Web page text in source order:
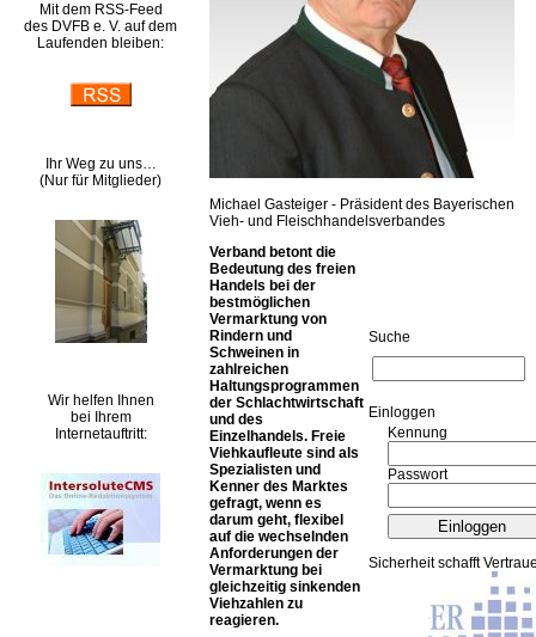
Mit dem RSS-Feed
des DVFB e. V. auf dem
Laufenden bleiben:
Ihr Weg zu uns…
(Nur für Mitglieder)
Wir helfen Ihnen
bei Ihrem
Internetauftritt:
Michael Gasteiger - Präsident des Bayerischen
Vieh- und Fleischhandelsverbandes
Verband betont die
Bedeutung des freien
Handels bei der
bestmöglichen
Vermarktung von
Rindern und
Schweinen in
zahlreichen
Haltungsprogrammen
der Schlachtwirtschaft
und des
Einzelhandels. Freie
Viehkaufleute sind als
Spezialisten und
Kenner des Marktes
gefragt, wenn es
darum geht, flexibel
auf die wechselnden
Anforderungen der
Vermarktung bei
gleichzeitig sinkenden
Viehzahlen zu
reagieren.
Suche
Ein­log­gen
Kennung
Passwort
Sicherheit schafft